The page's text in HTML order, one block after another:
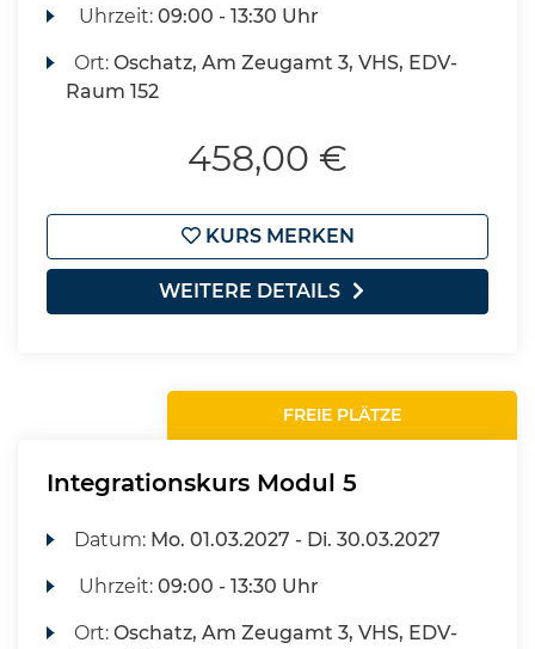
Uhrzeit:09:00 - 13:30 Uhr
Ort:Oschatz, Am Zeugamt 3, VHS, EDV-
Raum 152
458,00 €
KURS MERKEN
WEITERE DETAILS
FREIE PLÄTZE
Integrationskurs Modul 5
Datum: Mo. 01.03.2027 - Di. 30.03.2027
Uhrzeit:09:00 - 13:30 Uhr
Ort:Oschatz, Am Zeugamt 3, VHS, EDV-